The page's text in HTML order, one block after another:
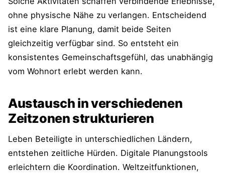
ohne physische Nähe zu verlangen. Entscheidend
ist eine klare Planung, damit beide Seiten
gleichzeitig verfügbar sind. So entsteht ein
konsistentes Gemeinschaftsgefühl, das unabhängig
vom Wohnort erlebt werden kann.
Austausch in verschiedenen
Zeitzonen strukturieren
Leben Beteiligte in unterschiedlichen Ländern,
entstehen zeitliche Hürden. Digitale Planungstools
erleichtern die Koordination. Weltzeitfunktionen,